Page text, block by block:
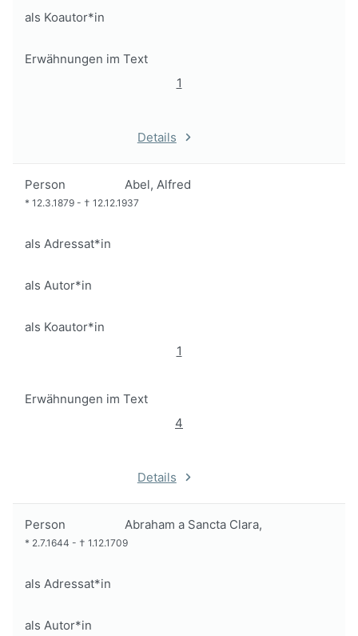
als Koautor*in
Erwähnungen im Text
1
Details
Person Abel, Alfred
* 12.3.1879 - † 12.12.1937
als Adressat*in
als Autor*in
als Koautor*in
1
Erwähnungen im Text
4
Details
Person Abraham a Sancta Clara,
* 2.7.1644 - † 1.12.1709
als Adressat*in
als Autor*in